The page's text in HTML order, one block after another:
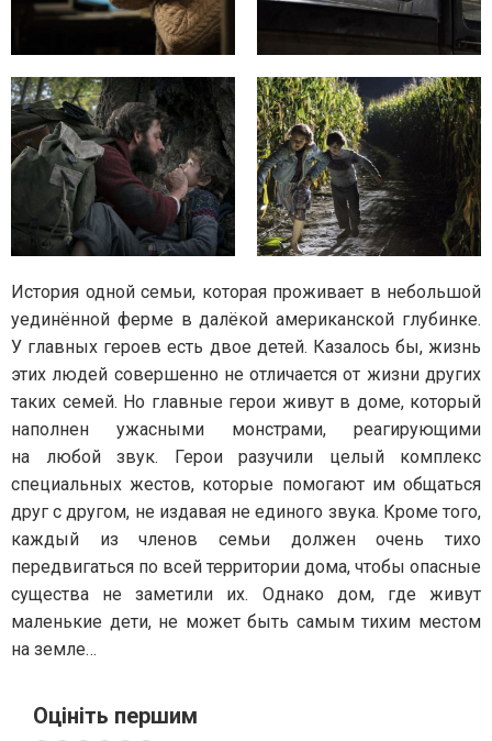
История одной семьи, которая проживает в небольшой
уединённой ферме в далёкой американской глубинке.
У главных героев есть двое детей. Казалось бы, жизнь
этих людей совершенно не отличается от жизни других
таких семей. Но главные герои живут в доме, который
наполнен ужасными монстрами, реагирующими
на любой звук. Герои разучили целый комплекс
специальных жестов, которые помогают им общаться
друг с другом, не издавая не единого звука. Кроме того,
каждый из членов семьи должен очень тихо
передвигаться по всей территории дома, чтобы опасные
существа не заметили их. Однако дом, где живут
маленькие дети, не может быть самым тихим местом
на земле…
Оцініть першим